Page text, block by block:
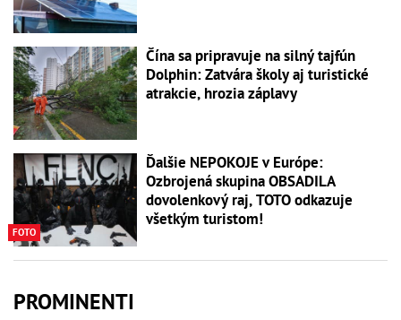
Čína sa pripravuje na silný tajfún
Dolphin: Zatvára školy aj turistické
atrakcie, hrozia záplavy
FOTO
Ďalšie NEPOKOJE v Európe:
Ozbrojená skupina OBSADILA
dovolenkový raj, TOTO odkazuje
všetkým turistom!
PROMINENTI